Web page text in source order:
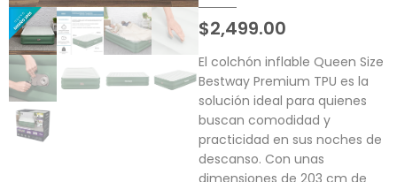
$2,499.00
El colchón inflable Queen Size
Bestway Premium TPU es la
solución ideal para quienes
buscan comodidad y
practicidad en sus noches de
descanso. Con unas